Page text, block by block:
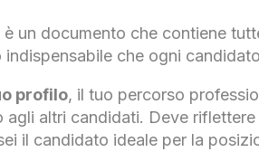
un documento che contiene
che ogni
profilo, il tuo percorso
altri candidati. Deve
il candidato ideale per la